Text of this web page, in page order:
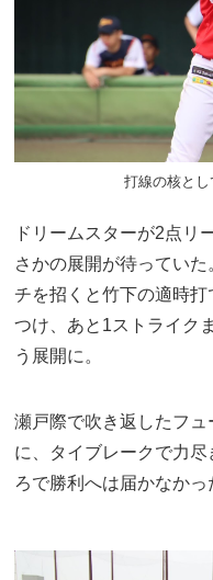
打線の核と
ドリームスターが2点リ
さかの展開が待ってい
チを招くと竹下の適時
つけ、あと1ストライク
う展開に。
瀬戸際で吹き返したフ
に、タイブレークで力
ろで勝利へは届かなかっ